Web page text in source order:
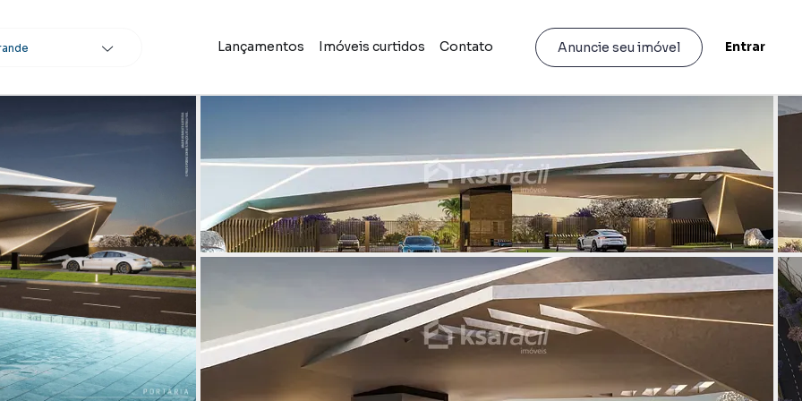
Lançamentos Imóveis curtidos Contato Anuncie seu imóvel Entrar